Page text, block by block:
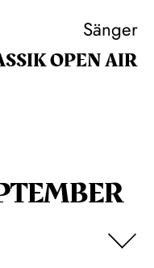
Sänger
OPEN AIR